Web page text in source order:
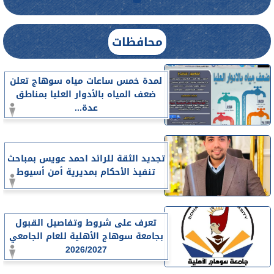
محافظات
لمدة خمس ساعات مياه سوهاج تعلن
ضعف المياه بالأدوار العليا بمناطق
عدة...
تجديد الثقة للرائد احمد عويس بمباحث
تنفيذ الأحكام بمديرية أمن أسيوط
تعرف على شروط وتفاصيل القبول
بجامعة سوهاج الأهلية للعام الجامعي
2026/2027